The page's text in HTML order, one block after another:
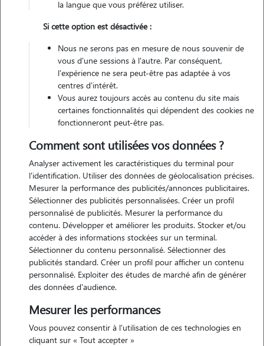
Nos familles d'accueil à Alençon
(61000)
Clémence
ALENCON 61000
la langue que vous préférez utiliser.
Si cette option est désactivée :
Nous ne serons pas en mesure de nous souvenir de
vous d'une sessions à l'autre. Par conséquent,
l'expérience ne sera peut-être pas adaptée à vos
centres d'intérêt.
Vous aurez toujours accès au contenu du site mais
certaines fonctionnalités qui dépendent des cookies ne
fonctionneront peut-être pas.
Comment sont utilisées vos données ?
Analyser activement les caractéristiques du terminal pour
l'identification. Utiliser des données de géolocalisation précises.
Mesurer la performance des publicités/annonces publicitaires.
Sélectionner des publicités personnalisées. Créer un profil
personnalisé de publicités. Mesurer la performance du
contenu. Développer et améliorer les produits. Stocker et/ou
accéder à des informations stockées sur un terminal.
Sélectionner du contenu personnalisé. Sélectionner des
publicités standard. Créer un profil pour afficher un contenu
personnalisé. Exploiter des études de marché afin de générer
des données d'audience.
Mesurer les performances
Vous pouvez consentir à l'utilisation de ces technologies en
cliquant sur « Tout accepter »